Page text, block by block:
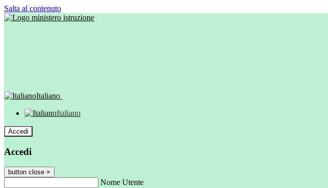
Salta al contenuto
Italiano
Italiano
Accedi
Accedi
button close ×
Nome Utente